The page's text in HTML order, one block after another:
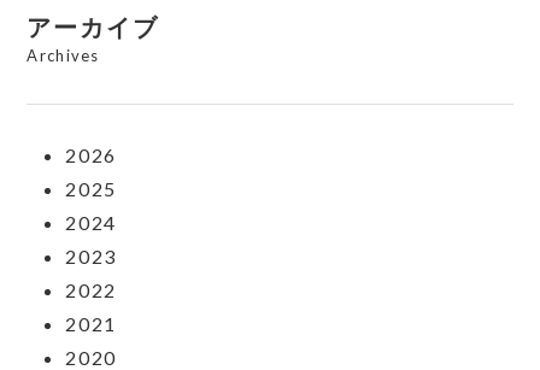
アーカイブ
Archives
2026
2025
2024
2023
2022
2021
2020